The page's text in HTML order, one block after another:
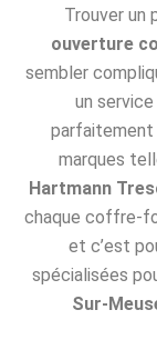
Trouver un
ouverture
sembler
un
marques
Hartmann
chaque coffre-
et c’est
spécialisées
Sur-